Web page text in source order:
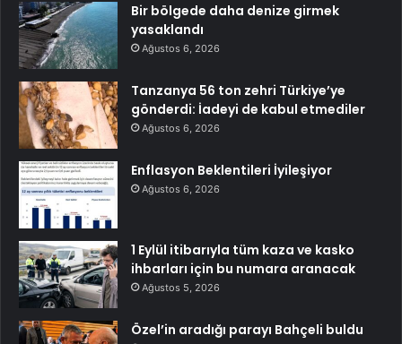
Bir bölgede daha denize girmek
yasaklandı
Ağustos 6, 2026
Tanzanya 56 ton zehri Türkiye’ye
gönderdi: İadeyi de kabul etmediler
Ağustos 6, 2026
Enflasyon Beklentileri İyileşiyor
Ağustos 6, 2026
1 Eylül itibarıyla tüm kaza ve kasko
ihbarları için bu numara aranacak
Ağustos 5, 2026
Özel’in aradığı parayı Bahçeli buldu